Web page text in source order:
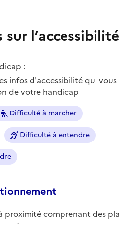
l’accessibilité
:
infos d'accessibilité qui vous
de votre handicap
Difficulté à marcher
Difficulté à entendre
proximité comprenant des pla